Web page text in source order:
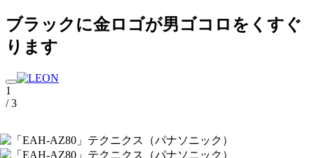
ブラックに金ロゴが男ゴコロをくすぐ
ります
1
/ 3